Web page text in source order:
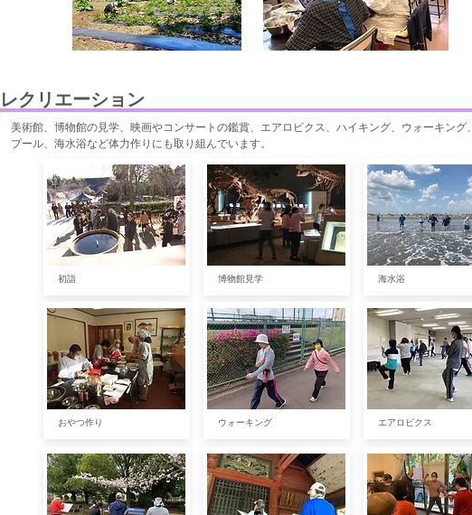
初詣 博物館見学 海水浴
おやつ作り ウォーキング ​エアロビクス
レクリエーション
美術館、博物館の見学、映画やコンサートの鑑賞、エアロビクス、ハイキング、ウォーキング
プール、海水浴など体力作りにも取り組んでいます。